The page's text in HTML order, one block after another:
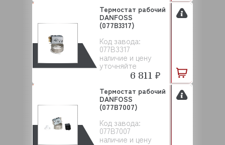
Код завода:
077B3317
наличие и цену
уточняйте
Термостат рабочий
DANFOSS
(077B3317)
6 811 ₽
Код завода:
077B7007
наличие и цену
Термостат рабочий
DANFOSS
(077B7007)